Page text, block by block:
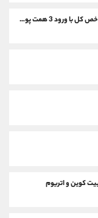
بورس 9 تیر 1405؛ رشد 68 هزار واحدی شاخص کل با ورود 3 همت پول حقیقی